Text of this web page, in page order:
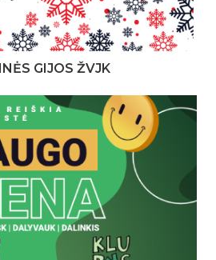
GIJOS ŽVJK